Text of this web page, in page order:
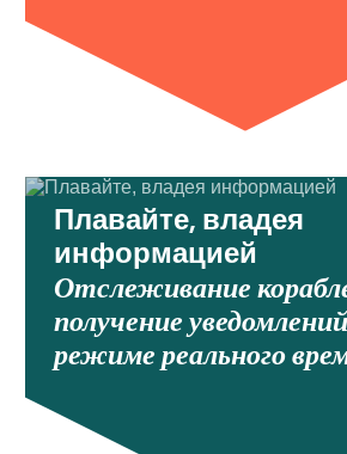
Плавайте, владея
информацией
Отслеживание
получение
режиме реального